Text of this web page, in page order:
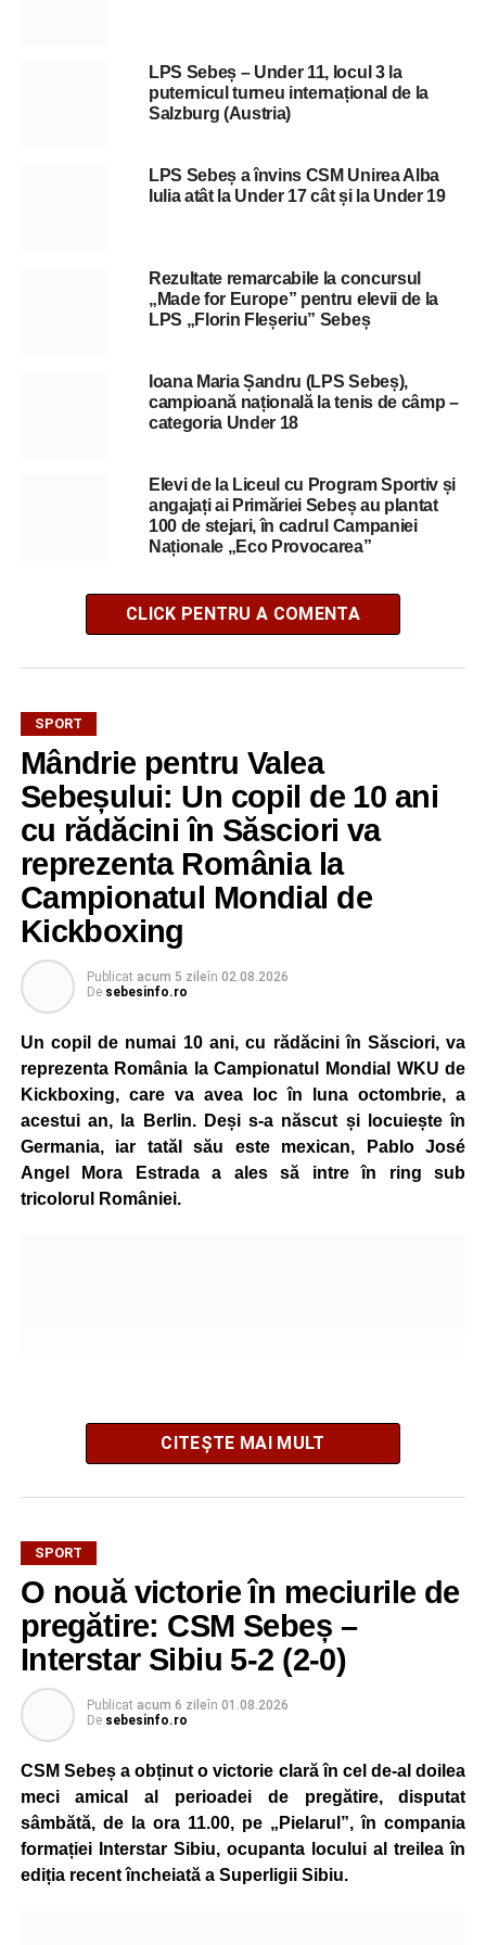
LPS Sebeș – Under 11, locul 3 la
puternicul turneu internațional de la
Salzburg (Austria)
LPS Sebeș a învins CSM Unirea Alba
Iulia atât la Under 17 cât și la Under 19
Rezultate remarcabile la concursul
„Made for Europe” pentru elevii de la
LPS „Florin Fleșeriu” Sebeș
Ioana Maria Șandru (LPS Sebeș),
campioană națională la tenis de câmp –
categoria Under 18
Elevi de la Liceul cu Program Sportiv și
angajați ai Primăriei Sebeș au plantat
100 de stejari, în cadrul Campaniei
Naționale „Eco Provocarea”
CLICK PENTRU A COMENTA
SPORT
Mândrie pentru Valea
Sebeșului: Un copil de 10 ani
cu rădăcini în Săsciori va
reprezenta România la
Campionatul Mondial de
Kickboxing
Publicat acum 5 zileîn 02.08.2026
De sebesinfo.ro
Un copil de numai 10 ani, cu rădăcini în Săsciori, va
reprezenta România la Campionatul Mondial WKU de
Kickboxing, care va avea loc în luna octombrie, a
acestui an, la Berlin. Deși s-a născut și locuiește în
Germania, iar tatăl său este mexican, Pablo José
Angel Mora Estrada a ales să intre în ring sub
tricolorul României.
Mama sa este originară din satul Țonea, comuna
Săsciori, iar legătura puternică cu România și cu locurile
natale ale familiei a stat la baza deciziei de a concura
pentru țara mamei sale.
La doar 10 ani, Pablo are deja un palmares impresionant.
Practică kickboxing de la vârsta de 4 ani, iar prin
antrenamente zilnice și multă disciplină a ajuns să obțină
rezultate remarcabile încă de la o vârstă fragedă.
La numai 8 ani, a câștigat toate centurile importante din
competițiile de kickboxing dedicate copiilor, iar în același
an a obținut și centura neagră, performanță rar întâlnită la
CITEȘTE MAI MULT
SPORT
O nouă victorie în meciurile de
pregătire: CSM Sebeș –
Interstar Sibiu 5-2 (2-0)
Publicat acum 6 zileîn 01.08.2026
De sebesinfo.ro
CSM Sebeș a obținut o victorie clară în cel de-al doilea
meci amical al perioadei de pregătire, disputat
sâmbătă, de la ora 11.00, pe „Pielarul”, în compania
formației Interstar Sibiu, ocupanta locului al treilea în
ediția recent încheiată a Superligii Sibiu.